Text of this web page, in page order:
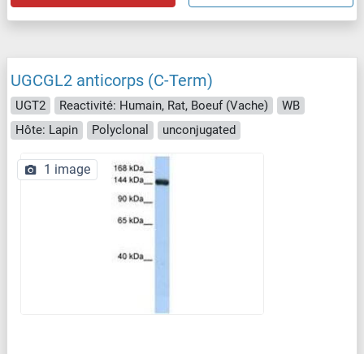
UGCGL2 anticorps (C-Term)
UGT2 Reactivité: Humain, Rat, Boeuf (Vache)
WB
Hôte: Lapin
Polyclonal unconjugated
1 image